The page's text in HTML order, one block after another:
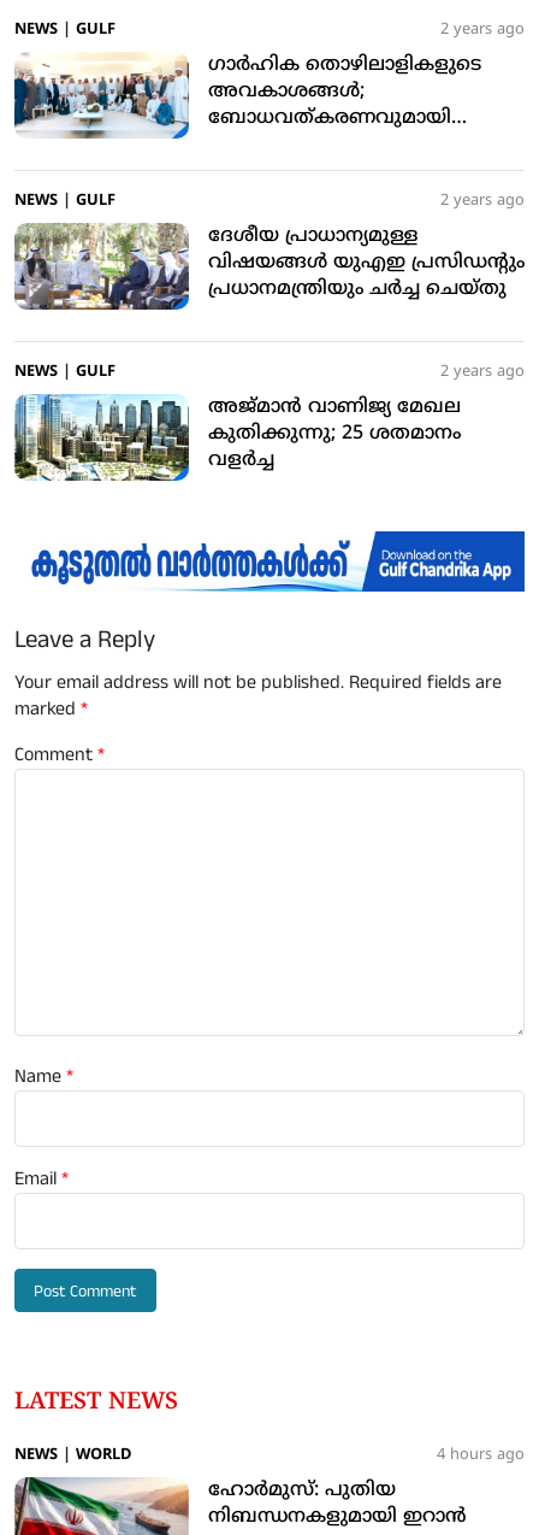
NEWS GULF 2 years ago
ഗാര്‍ഹിക തൊഴിലാളികളുടെ
അവകാശങ്ങള്‍;
ബോധവത്കരണവുമായി
NEWS GULF 2 years ago
ദേശീയ പ്രാധാന്യമുള്ള
വിഷയങ്ങള്‍ യുഎഇ പ്രസിഡന്റും
പ്രധാനമന്ത്രിയും ചര്‍ച്ച ചെയ്തു
NEWS GULF 2 years ago
അജ്മാന്‍ വാണിജ്യ മേഖല
കുതിക്കുന്നു; 25 ശതമാനം
വളര്‍ച്ച
Leave a Reply
Your email address will not be published. Required fields are
marked *
Comment*
Name*
Email*
LATEST NEWS
NEWS WORLD 4 hours ago
ഹോർമുസ്: പുതിയ
നിബന്ധനകളുമായി ഇറാൻ